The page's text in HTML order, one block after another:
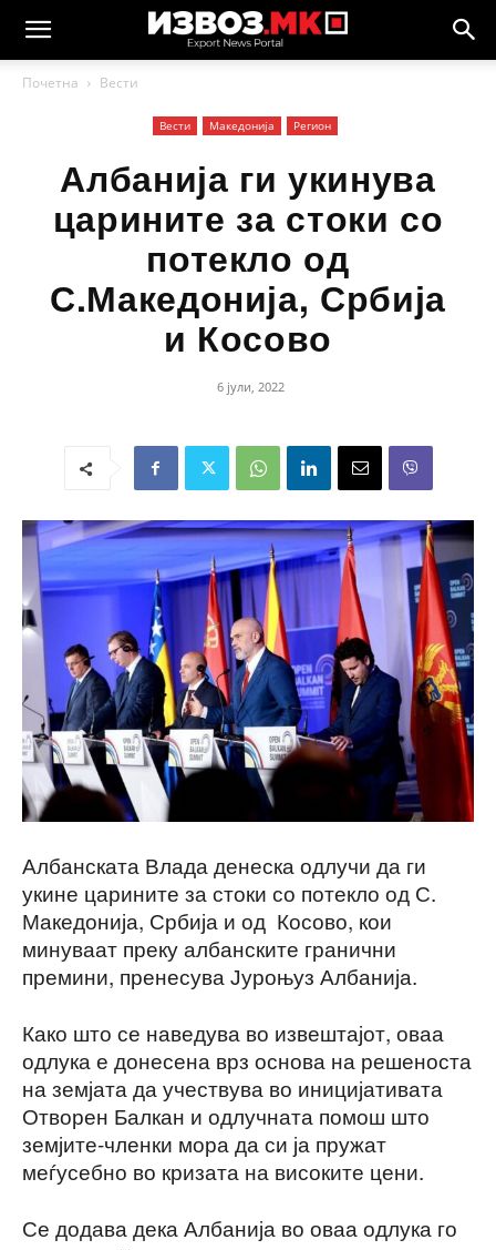
Почетна Вести
Вести Македонија Регион
Албанија ги укинува
царините за стоки со
потекло од
С.Македонија, Србија
и Косово
6 јули, 2022
Албанската Влада денеска одлучи да ги
укине царините за стоки со потекло од С.
Македонија, Србија и од Косово, кои
минуваат преку албанските гранични
премини, пренесува Јуроњуз Албанија.
Како што се наведува во извештајот, оваа
одлука е донесена врз основа на решеноста
на земјата да учествува во иницијативата
Отворен Балкан и одлучната помош што
земјите-членки мора да си ја пружат
меѓусебно во кризата на високите цени.
Се додава дека Албанија во оваа одлука го